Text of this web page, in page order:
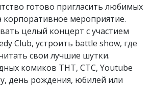
готово пригласить любимых
мероприятие.
целый концерт с участием
Club, устроить battle show, где
свои лучшие шутки.
комиков ТНТ, СТС, Youtube
день рождения, юбилей или